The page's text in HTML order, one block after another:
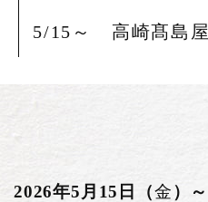
5/15～ 高崎髙島
2026年5月15日（金）～